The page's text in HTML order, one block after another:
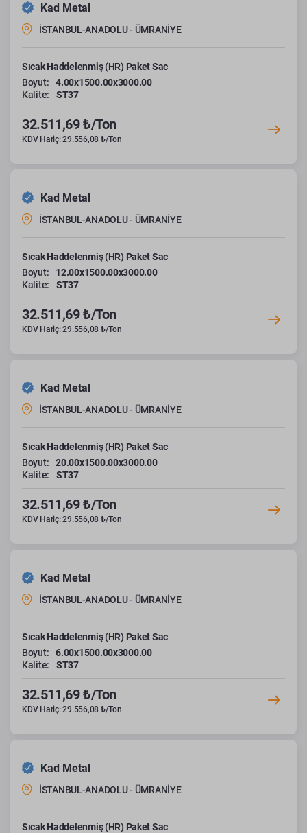
Kad Metal
İSTANBUL-ANADOLU - ÜMRANİYE
Sıcak Haddelenmiş (HR) Paket Sac
Boyut:
4.00x1500.00x3000.00
Kalite:
ST37
32.511,69 ₺/Ton
KDV Hariç: 29.556,08 ₺/Ton
Kad Metal
İSTANBUL-ANADOLU - ÜMRANİYE
Sıcak Haddelenmiş (HR) Paket Sac
Boyut:
12.00x1500.00x3000.00
Kalite:
ST37
32.511,69 ₺/Ton
KDV Hariç: 29.556,08 ₺/Ton
Kad Metal
İSTANBUL-ANADOLU - ÜMRANİYE
Sıcak Haddelenmiş (HR) Paket Sac
Boyut:
20.00x1500.00x3000.00
Kalite:
ST37
32.511,69 ₺/Ton
KDV Hariç: 29.556,08 ₺/Ton
Kad Metal
İSTANBUL-ANADOLU - ÜMRANİYE
Sıcak Haddelenmiş (HR) Paket Sac
Boyut:
6.00x1500.00x3000.00
Kalite:
ST37
32.511,69 ₺/Ton
KDV Hariç: 29.556,08 ₺/Ton
Kad Metal
İSTANBUL-ANADOLU - ÜMRANİYE
Sıcak Haddelenmiş (HR) Paket Sac